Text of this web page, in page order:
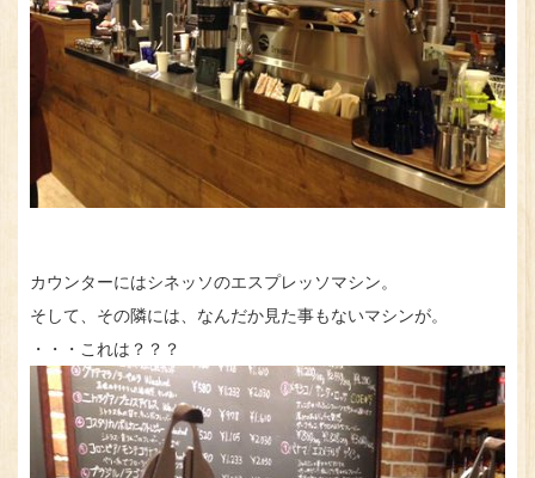
カウンターにはシネッソのエスプレッソマシン。
そして、その隣には、なんだか見た事もないマシンが。
・・・これは？？？